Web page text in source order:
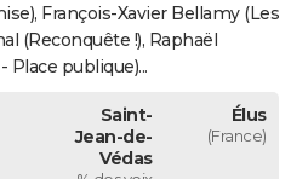
François-Xavier Bellamy (Les
(Reconquête !), Raphaël
publique)...
Saint-
Jean-de-
Védas
Élus
(France)